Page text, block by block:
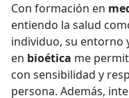
Con formación en
entiendo la salud
individuo, su entorno
en bioética me
con sensibilidad y
persona. Además,